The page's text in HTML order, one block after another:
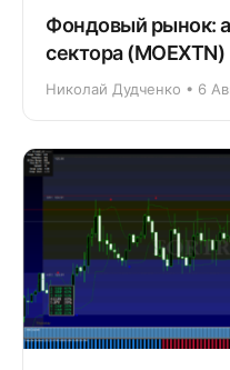
Фондовый рынок:
сектора (MOEXTN)
Николай Дудченко • 6